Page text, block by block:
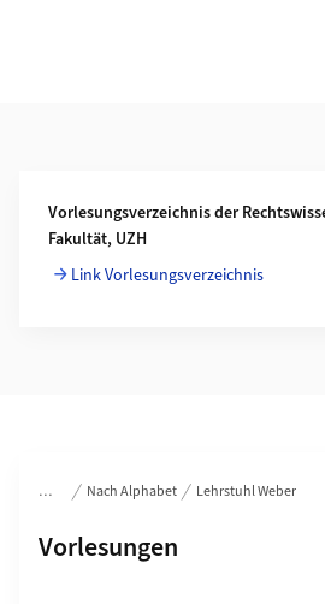
Vorlesungsverzeichnis der
Fakultät, UZH
Link Vorlesungsverzeichnis
Nach Alphabet Lehrstuhl Weber
Unterseiten von
Vorlesungen